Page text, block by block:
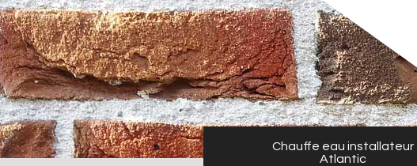
Chauffe eau installateur
Atlantic